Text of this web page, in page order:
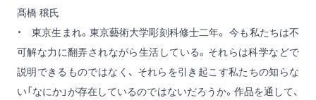
髙橋 穣氏
・ 東京生まれ。東京藝術大学彫刻科修士二年。 今も私たちは不
可解な力に翻弄されながら生活している。それらは科学などで
説明できるものではなく、 それらを引き起こす私たちの知らな
い「なにか」が存在しているのではないだろうか。作品を通して、